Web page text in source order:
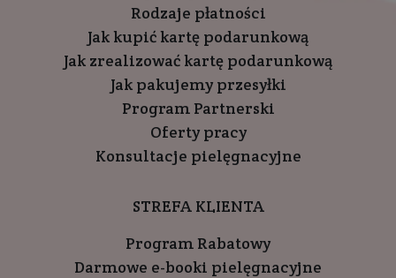
Rodzaje płatności
Jak kupić kartę podarunkową
Jak zrealizować kartę podarunkową
Jak pakujemy przesyłki
Program Partnerski
Oferty pracy
Konsultacje pielęgnacyjne
STREFA KLIENTA
Program Rabatowy
Darmowe e-booki pielęgnacyjne